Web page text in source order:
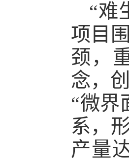
“难
项目
颈，
念，
“微界
系，
产量